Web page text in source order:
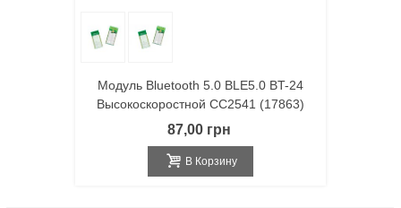
Модуль Bluetooth 5.0 BLE5.0 BT-24
Высокоскоростной CC2541 (17863)
87,00 грн
В Корзину